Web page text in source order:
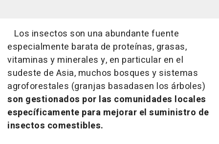
Los insectos son una abundante fuente
especialmente barata de proteínas, grasas,
vitaminas y minerales y, en particular en el
sudeste de Asia, muchos bosques y sistemas
agroforestales (granjas basadasen los árboles)
son gestionados por las comunidades locales
específicamente para mejorar el suministro de
insectos comestibles.